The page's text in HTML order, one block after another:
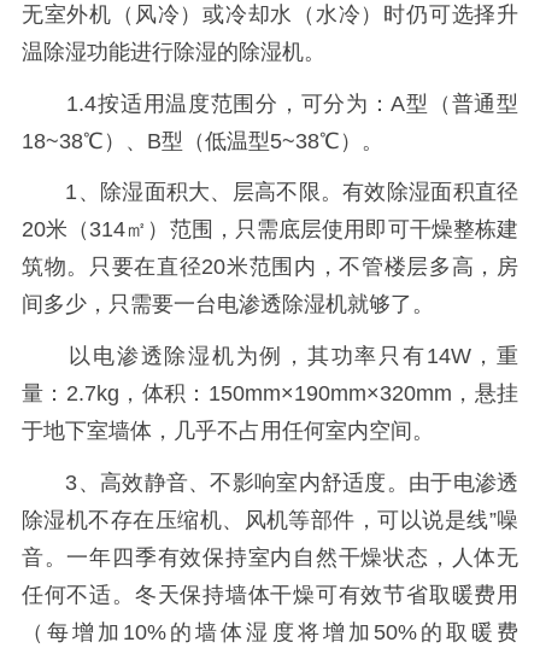
无室外机（风冷）或冷却水（水冷）时仍可选择升
温除湿功能进行除湿的除湿机。
1.4按适用温度范围分，可分为：A型（普通型
18~38℃）、B型（低温型5~38℃）。
1、除湿面积大、层高不限。有效除湿面积直径
20米（314㎡）范围，只需底层使用即可干燥整栋建
筑物。只要在直径20米范围内，不管楼层多高，房
间多少，只需要一台电渗透除湿机就够了。
以电渗透除湿机为例，其功率只有14W，重
量：2.7kg，体积：150mm×190mm×320mm，悬挂
于地下室墙体，几乎不占用任何室内空间。
3、高效静音、不影响室内舒适度。由于电渗透
除湿机不存在压缩机、风机等部件，可以说是线”噪
音。一年四季有效保持室内自然干燥状态，人体无
任何不适。冬天保持墙体干燥可有效节省取暖费用
（每增加10%的墙体湿度将增加50%的取暖费